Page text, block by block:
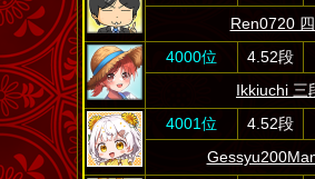
Ren0720
4000位
4.52段
Ikkiuchi 三
4001位
4.52段